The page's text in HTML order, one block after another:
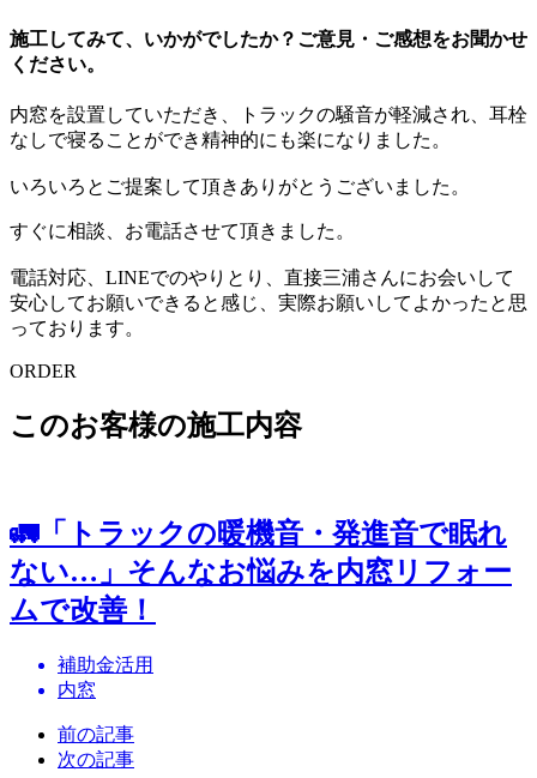
施工してみて、いかがでしたか？ご意見・ご感想をお聞かせ
ください。
内窓を設置していただき、トラックの騒音が軽減され、耳栓
なしで寝ることができ精神的にも楽になりました。
いろいろとご提案して頂きありがとうございました。
すぐに相談、お電話させて頂きました。
電話対応、LINEでのやりとり、直接三浦さんにお会いして
安心してお願いできると感じ、実際お願いしてよかったと思
っております。
ORDER
このお客様の施工内容
🚛「トラックの暖機音・発進音で眠れ
ない…」そんなお悩みを内窓リフォー
ムで改善！
補助金活用
内窓
前の記事
次の記事